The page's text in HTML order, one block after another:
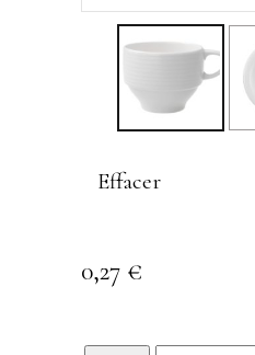
Effacer
0,27 €
Quantity